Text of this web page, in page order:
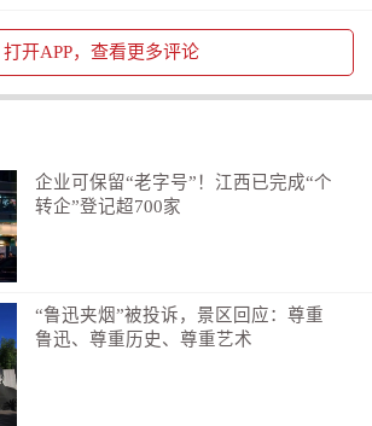
校长 小川英治：
通货膨胀以及经济过热，因此试图通
打开APP，查看更多评论
企业可保留“老字号”！江西已完成“个
转企”登记超700家
“鲁迅夹烟”被投诉，景区回应：尊重
鲁迅、尊重历史、尊重艺术